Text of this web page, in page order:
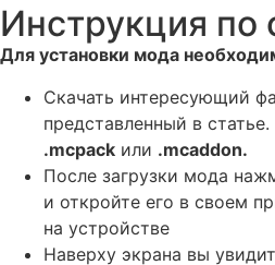
Инструкция по
Для установки мода
Скачать интересующий
представленный в
.mcpack или .mcaddon.
После загрузки мода
и откройте его в своем
на устройстве
Наверху экрана вы